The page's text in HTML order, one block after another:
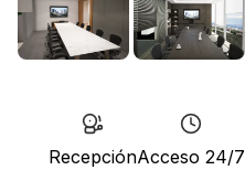
RecepciónAcceso 24/7